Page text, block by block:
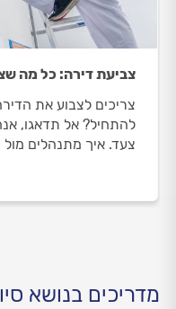
צביעת דירה: כל מה
צריכים לצבוע את
להתחיל? אל תדאגו,
צעד. איך מתנהלים
מדריכים בנושא